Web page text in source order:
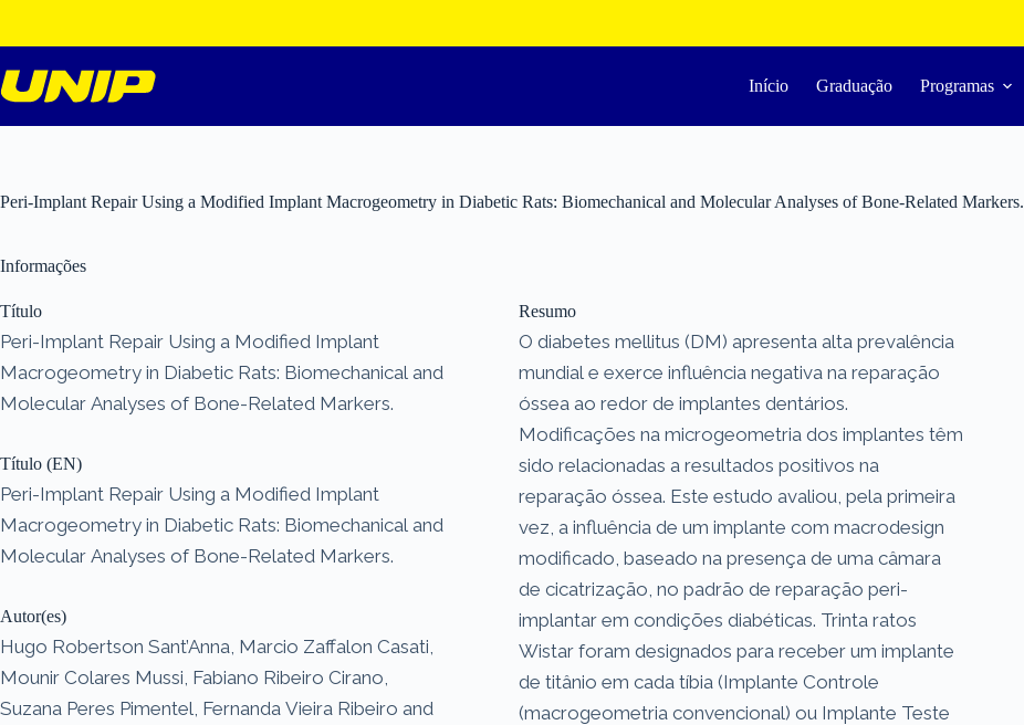
o
conteúdo
Início Graduação Programas
Peri-Implant Repair Using a Modified Implant Macrogeometry in Diabetic Rats: Biomechanical and Molecular Analyses of Bone-Related Markers.
Informações
Título
Peri-Implant Repair Using a Modified Implant
Macrogeometry in Diabetic Rats: Biomechanical and
Molecular Analyses of Bone-Related Markers.
Título (EN)
Peri-Implant Repair Using a Modified Implant
Macrogeometry in Diabetic Rats: Biomechanical and
Molecular Analyses of Bone-Related Markers.
Autor(es)
Hugo Robertson Sant’Anna, Marcio Zaffalon Casati,
Mounir Colares Mussi, Fabiano Ribeiro Cirano,
Suzana Peres Pimentel, Fernanda Vieira Ribeiro and
Resumo
O diabetes mellitus (DM) apresenta alta prevalência
mundial e exerce influência negativa na reparação
óssea ao redor de implantes dentários.
Modificações na microgeometria dos implantes têm
sido relacionadas a resultados positivos na
reparação óssea. Este estudo avaliou, pela primeira
vez, a influência de um implante com macrodesign
modificado, baseado na presença de uma câmara
de cicatrização, no padrão de reparação peri-
implantar em condições diabéticas. Trinta ratos
Wistar foram designados para receber um implante
de titânio em cada tíbia (Implante Controle
(macrogeometria convencional) ou Implante Teste